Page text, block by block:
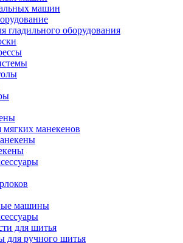
машин
гладильного оборудования
мягких манекенов
машины
для шитья
для ручного шитья